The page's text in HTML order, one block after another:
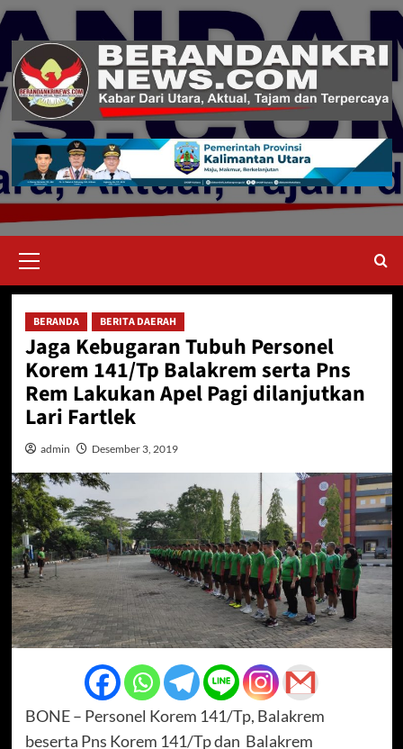
Skip
content
Menu
BERANDA BERITA DAERAH
Jaga Kebugaran Tubuh Personel
Korem 141/Tp Balakrem serta Pns
Rem Lakukan Apel Pagi dilanjutkan
Lari Fartlek
admin Desember 3, 2019
BONE – Personel Korem 141/Tp, Balakrem
beserta Pns Korem 141/Tp dan Balakrem